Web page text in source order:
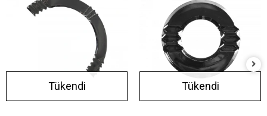
Tükendi Tükendi